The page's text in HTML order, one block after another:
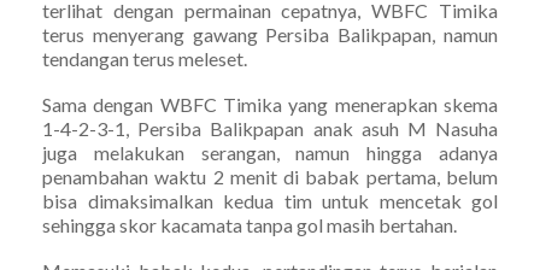
terlihat dengan permainan cepatnya, WBFC Timika
terus menyerang gawang Persiba Balikpapan, namun
tendangan terus meleset.
Sama dengan WBFC Timika yang menerapkan skema
1-4-2-3-1, Persiba Balikpapan anak asuh M Nasuha
juga melakukan serangan, namun hingga adanya
penambahan waktu 2 menit di babak pertama, belum
bisa dimaksimalkan kedua tim untuk mencetak gol
sehingga skor kacamata tanpa gol masih bertahan.